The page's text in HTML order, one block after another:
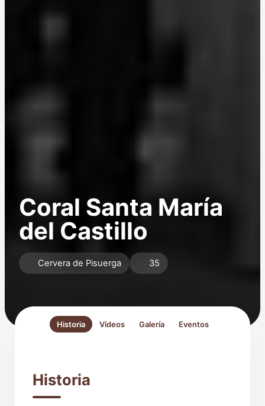
Coral Santa María
del Castillo
Cervera de Pisuerga 35
Historia Vídeos Galería Eventos
Historia